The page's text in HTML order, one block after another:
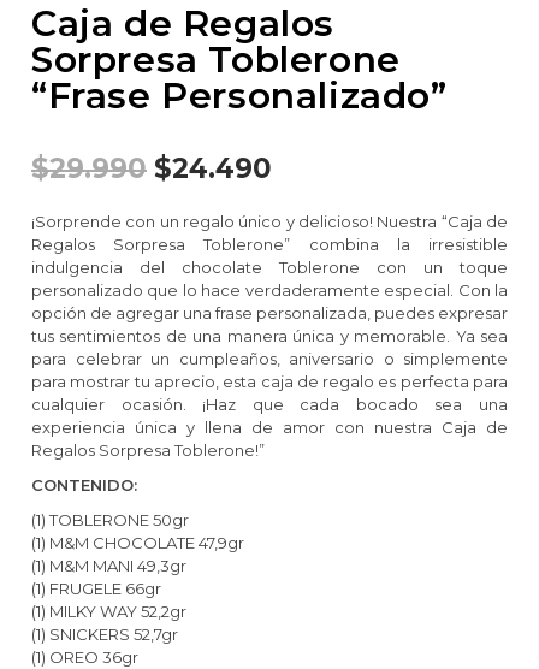
Caja de Regalos
Sorpresa Toblerone
“Frase Personalizado”
$29.990 $24.490
¡Sorprende con un regalo único y delicioso! Nuestra “Caja de
Regalos Sorpresa Toblerone” combina la irresistible
indulgencia del chocolate Toblerone con un toque
personalizado que lo hace verdaderamente especial. Con la
opción de agregar una frase personalizada, puedes expresar
tus sentimientos de una manera única y memorable. Ya sea
para celebrar un cumpleaños, aniversario o simplemente
para mostrar tu aprecio, esta caja de regalo es perfecta para
cualquier ocasión. ¡Haz que cada bocado sea una
experiencia única y llena de amor con nuestra Caja de
Regalos Sorpresa Toblerone!”
CONTENIDO:
(1) TOBLERONE 50gr
(1) M&M CHOCOLATE 47,9gr
(1) M&M MANI 49,3gr
(1) FRUGELE 66gr
(1) MILKY WAY 52,2gr
(1) SNICKERS 52,7gr
(1) OREO 36gr